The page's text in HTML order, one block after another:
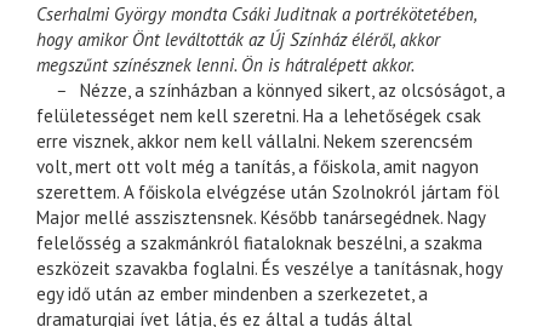
Cserhalmi György mondta Csáki Juditnak a portrékötetében,
hogy amikor Önt leváltották az Új Színház éléről, akkor
megszűnt színésznek lenni. Ön is hátralépett akkor.
– Nézze, a színházban a könnyed sikert, az olcsóságot, a
felületességet nem kell szeretni. Ha a lehetőségek csak
erre visznek, akkor nem kell vállalni. Nekem szerencsém
volt, mert ott volt még a tanítás, a főiskola, amit nagyon
szerettem. A főiskola elvégzése után Szolnokról jártam föl
Major mellé asszisztensnek. Később tanársegédnek. Nagy
felelősség a szakmánkról fiataloknak beszélni, a szakma
eszközeit szavakba foglalni. És veszélye a tanításnak, hogy
egy idő után az ember mindenben a szerkezetet, a
dramaturgiai ívet látja, és ez által a tudás által